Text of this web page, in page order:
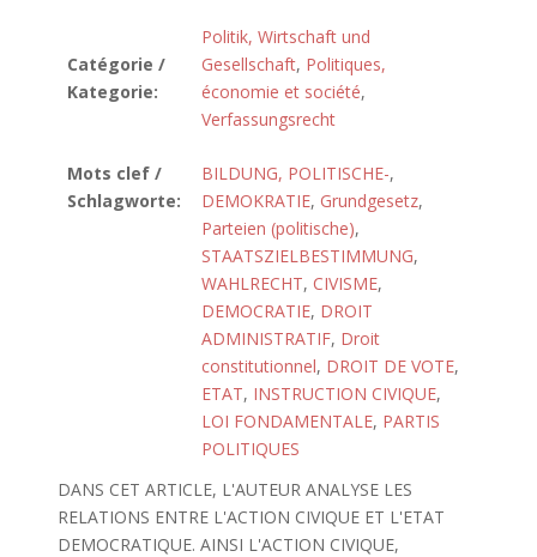
Catégorie /
Kategorie:
Politik, Wirtschaft und
Gesellschaft, Politiques,
économie et société,
Verfassungsrecht
Mots clef /
Schlagworte:
BILDUNG, POLITISCHE-,
DEMOKRATIE, Grundgesetz,
Parteien (politische),
STAATSZIELBESTIMMUNG,
WAHLRECHT, CIVISME,
DEMOCRATIE, DROIT
ADMINISTRATIF, Droit
constitutionnel, DROIT DE VOTE,
ETAT, INSTRUCTION CIVIQUE,
LOI FONDAMENTALE, PARTIS
POLITIQUES
DANS CET ARTICLE, L'AUTEUR ANALYSE LES
RELATIONS ENTRE L'ACTION CIVIQUE ET L'ETAT
DEMOCRATIQUE. AINSI L'ACTION CIVIQUE,